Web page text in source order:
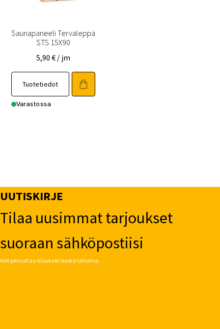
Saunapaneeli Tervaleppä
STS 15X90
5,90 € / jm
Tuotetiedot
tuotteella
on
sivulla.
Varastossa
UUTISKIRJE
Tilaa uusimmat tarjoukset
suoraan sähköpostiisi
Voit peruuttaa tilauksen koska tahansa.